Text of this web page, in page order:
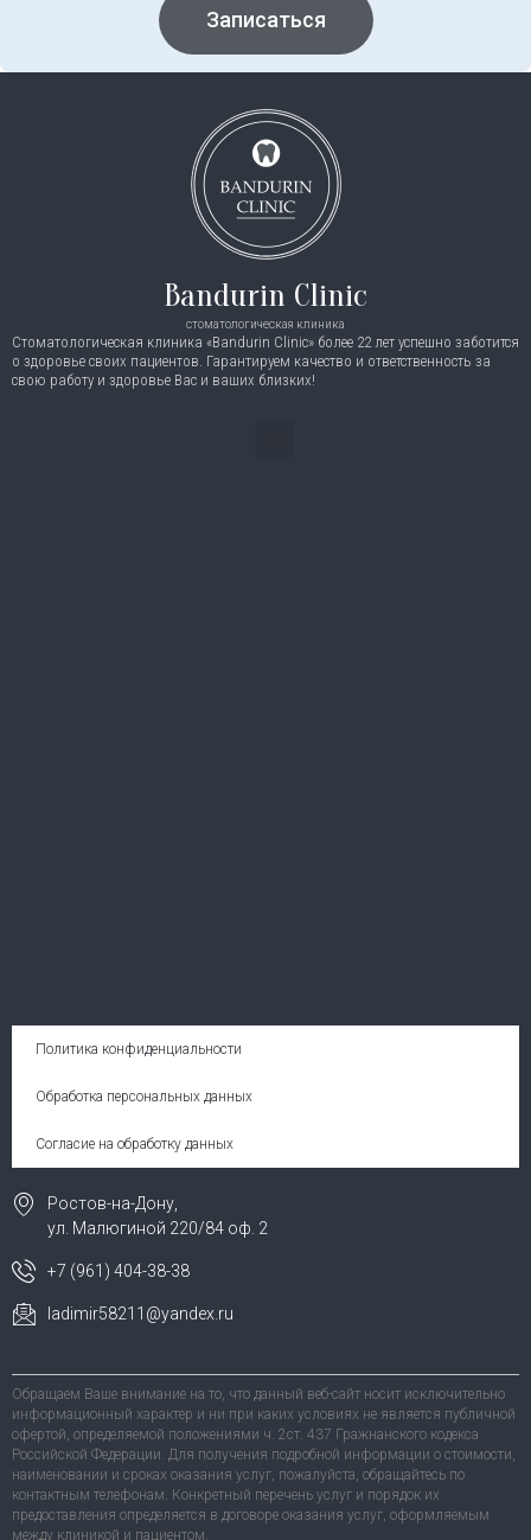
Записаться
Bandurin Clinic
стоматологическая клиника
Стоматологическая клиника «Bandurin Clinic» более 22 лет успешно заботится
о здоровье своих пациентов. Гарантируем качество и ответственность за
свою работу и здоровье Вас и ваших близких!
Политика конфиденциальности
Обработка персональных данных
Согласие на обработку данных
Ростов-на-Дону,
ул. Малюгиной 220/84 оф. 2
+7 (961) 404-38-38
ladimir58211@yandex.ru
Обращаем Ваше внимание на то, что данный веб-сайт носит исключительно
информационный характер и ни при каких условиях не является публичной
офертой, определяемой положениями ч. 2ст. 437 Гражнанского кодекса
Российской Федерации. Для получения подробной информации о стоимости,
наименовании и сроках оказания услуг, пожалуйста, обращайтесь по
контактным телефонам. Конкретный перечень услуг и порядок их
предоставления определяется в договоре оказания услуг, оформляемым
между клиникой и пациентом.